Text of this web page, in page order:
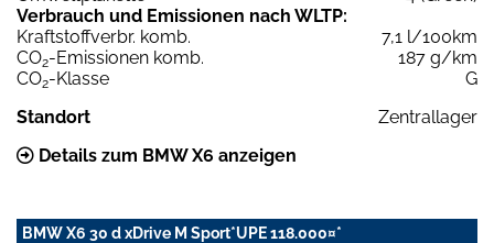
Verbrauch und Emissionen nach WLTP:
Kraftstoffverbr. komb.
7,1 l/100km
CO2-Emissionen komb.
187 g/km
CO2-Klasse
G
Standort
Zentrallager
Details zum BMW X6 anzeigen
BMW X6 30 d xDrive M Sport*UPE 118.000¤*